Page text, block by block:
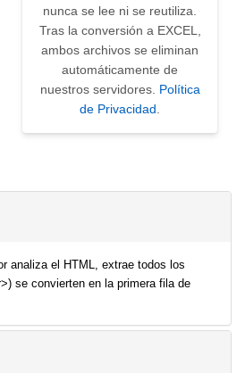
nunca se lee ni se reutiliza.
Tras la conversión a EXCEL,
ambos archivos se eliminan
automáticamente de
nuestros servidores. Política
de Privacidad
analiza el HTML, extrae todos los
se convierten en la primera fila de